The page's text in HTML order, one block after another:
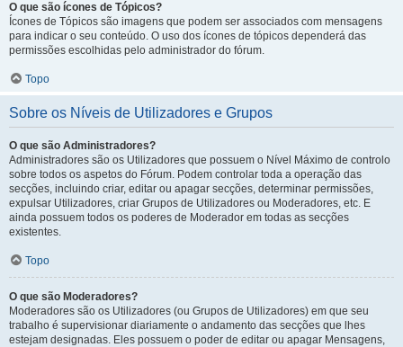
O que são ícones de Tópicos?
Ícones de Tópicos são imagens que podem ser associados com mensagens
para indicar o seu conteúdo. O uso dos ícones de tópicos dependerá das
permissões escolhidas pelo administrador do fórum.
Topo
Sobre os Níveis de Utilizadores e Grupos
O que são Administradores?
Administradores são os Utilizadores que possuem o Nível Máximo de controlo
sobre todos os aspetos do Fórum. Podem controlar toda a operação das
secções, incluindo criar, editar ou apagar secções, determinar permissões,
expulsar Utilizadores, criar Grupos de Utilizadores ou Moderadores, etc. E
ainda possuem todos os poderes de Moderador em todas as secções
existentes.
Topo
O que são Moderadores?
Moderadores são os Utilizadores (ou Grupos de Utilizadores) em que seu
trabalho é supervisionar diariamente o andamento das secções que lhes
estejam designadas. Eles possuem o poder de editar ou apagar Mensagens,